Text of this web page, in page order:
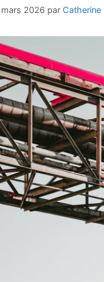
2026 par Catherine